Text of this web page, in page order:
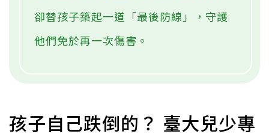
卻替孩子築起一道「最後防線」，守護
他們免於再一次傷害。
孩子自己跌倒的？ 臺大兒少專